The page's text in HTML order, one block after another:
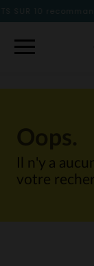
Il n'y a
votre